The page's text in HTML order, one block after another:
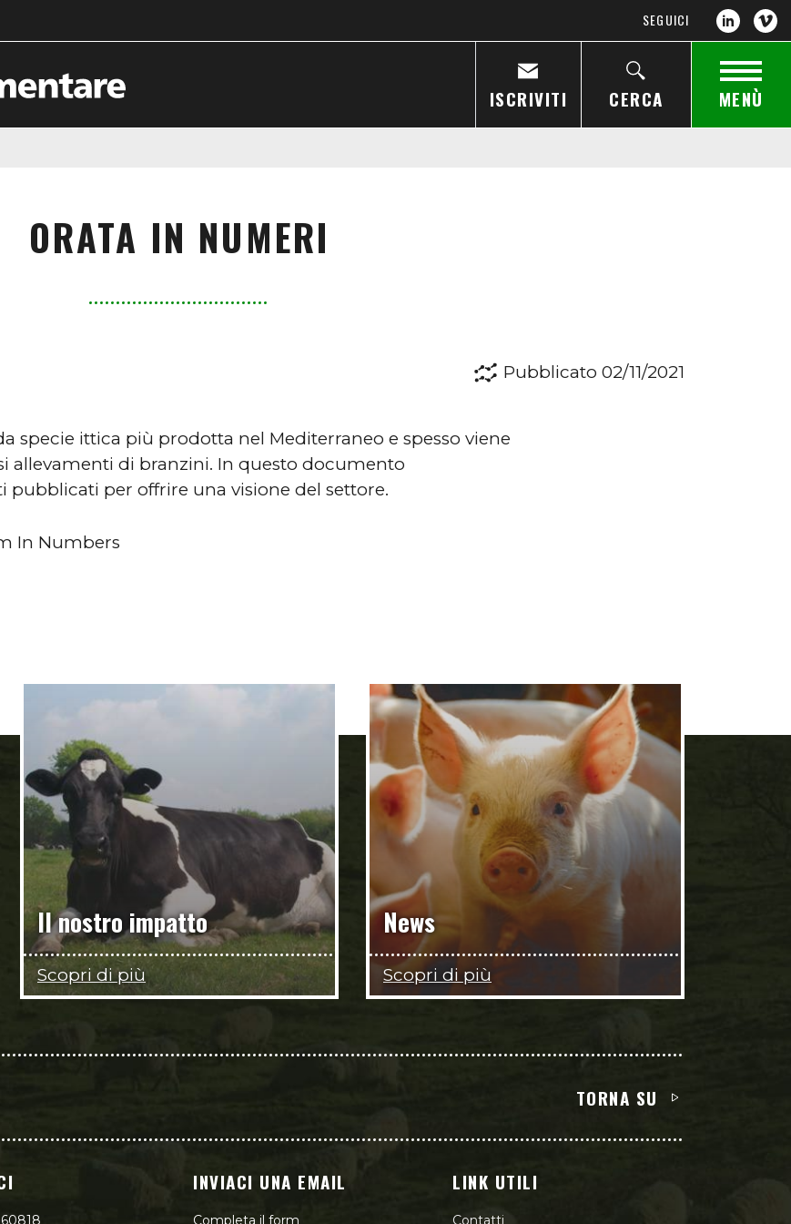
SEGUICI
ISCRIVITI CERCA MENÙ
ORATA IN NUMERI
Pubblicato 02/11/2021
specie ittica più prodotta nel Mediterraneo e spesso viene
allevamenti di branzini. In questo documento
pubblicati per offrire una visione del settore.
In Numbers
Il nostro impatto
Scopri di più
News
Scopri di più
TORNA SU
INVIACI UNA EMAIL
Completa il form
LINK UTILI
Contatti